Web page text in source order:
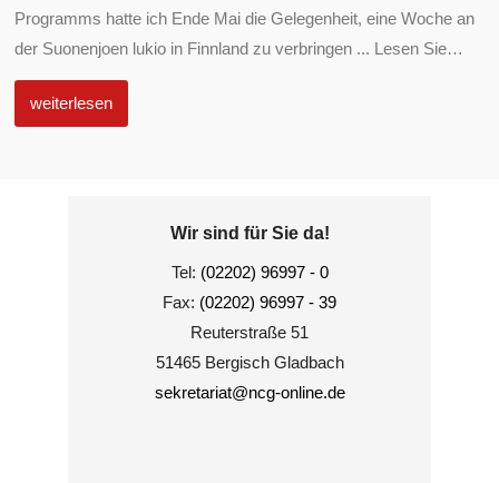
Programms hatte ich Ende Mai die Gelegenheit, eine Woche an
der Suonenjoen lukio in Finnland zu verbringen ... Lesen Sie…
weiterlesen
Wir sind für Sie da!
Tel: (02202) 96997 - 0
Fax: (02202) 96997 - 39
Reuterstraße 51
51465 Bergisch Gladbach
sekretariat@ncg-online.de